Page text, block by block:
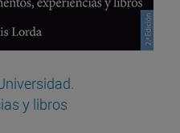
y libros